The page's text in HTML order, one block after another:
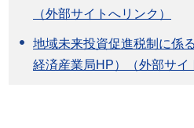
（外部サイトへリンク）
地域未来投資促進税制に係
経済産業局HP）（外部サイ